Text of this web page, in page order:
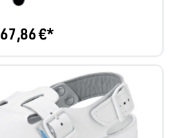
67,86 €*